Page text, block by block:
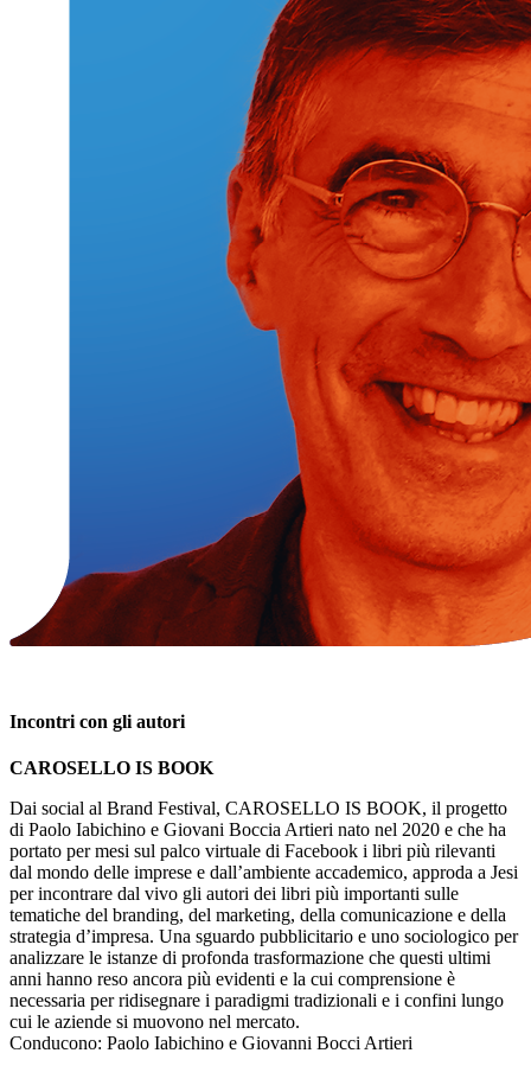
Incontri con gli autori
CAROSELLO IS BOOK
Dai social al Brand Festival, CAROSELLO IS BOOK, il progetto
di Paolo Iabichino e Giovani Boccia Artieri nato nel 2020 e che ha
portato per mesi sul palco virtuale di Facebook i libri più rilevanti
dal mondo delle imprese e dall’ambiente accademico, approda a Jesi
per incontrare dal vivo gli autori dei libri più importanti sulle
tematiche del branding, del marketing, della comunicazione e della
strategia d’impresa. Una sguardo pubblicitario e uno sociologico per
analizzare le istanze di profonda trasformazione che questi ultimi
anni hanno reso ancora più evidenti e la cui comprensione è
necessaria per ridisegnare i paradigmi tradizionali e i confini lungo
cui le aziende si muovono nel mercato.
Conducono: Paolo Iabichino e Giovanni Bocci Artieri